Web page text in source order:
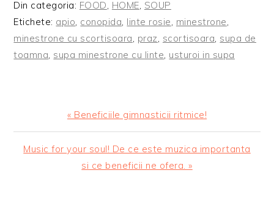
Din categoria: FOOD HOME SOUP
Etichete: apio conopida linte rosie minestrone
minestrone cu scortisoara praz scortisoara supa de
toamna supa minestrone cu linte usturoi in supa
Articol
anterior:
« Beneficiile gimnasticii ritmice!
Articolul
Music for your soul! De ce este muzica importanta
si ce beneficii ne ofera. »